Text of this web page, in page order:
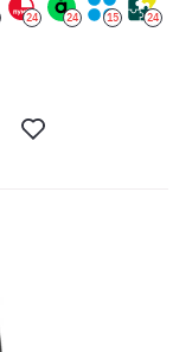
24 24 15 24